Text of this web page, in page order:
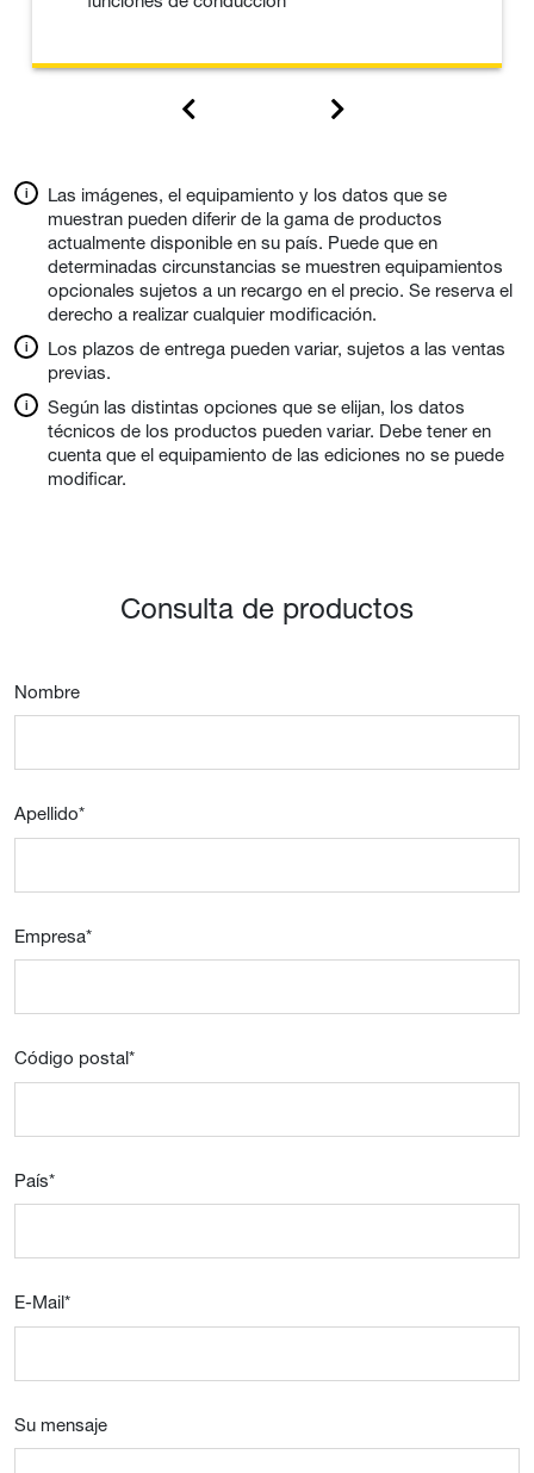
Las imágenes, el equipamiento y los datos que se
muestran pueden diferir de la gama de productos
actualmente disponible en su país. Puede que en
determinadas circunstancias se muestren equipamientos
opcionales sujetos a un recargo en el precio. Se reserva el
derecho a realizar cualquier modificación.
Los plazos de entrega pueden variar, sujetos a las ventas
previas.
Según las distintas opciones que se elijan, los datos
técnicos de los productos pueden variar. Debe tener en
cuenta que el equipamiento de las ediciones no se puede
modificar.
Consulta de productos
Nombre
Apellido*
Empresa*
Código postal*
País*
E-Mail*
Su mensaje